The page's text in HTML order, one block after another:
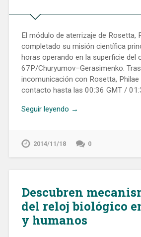
El módulo de aterrizaje de Rosetta,
completado su misión científica
horas operando en la superficie del
67P/Churyumov–Gerasimenko.
incomunicación con Rosetta,
contacto hasta las 00:36 GMT /
Seguir leyendo →
2014/11/18 0
Descubren
del reloj biológico
y humanos